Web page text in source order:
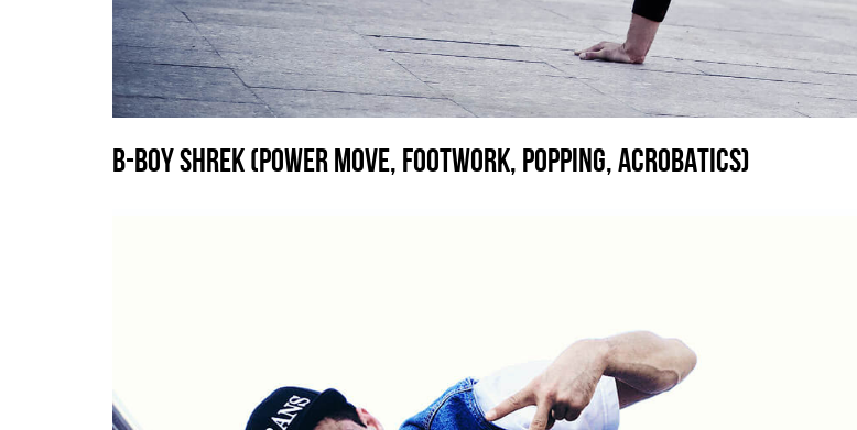
B-BOY SHREK (POWER MOVE, FOOTWORK, POPPING, ACROBATICS)